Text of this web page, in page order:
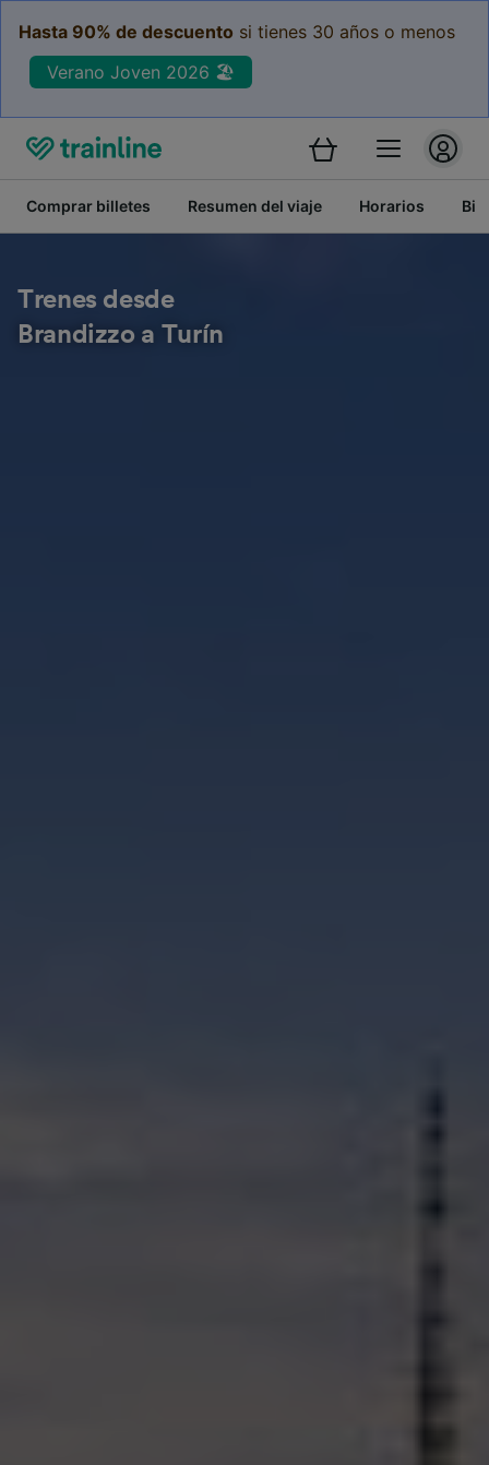
Hasta 90% de descuento si tienes 30 años o menos
Verano Joven 2026 🏖️
Comprar billetes Resumen del viaje Horarios
Trenes desde
Brandizzo a Turín